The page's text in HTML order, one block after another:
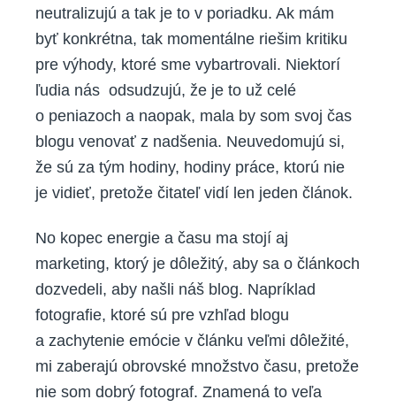
neutralizujú a tak je to v poriadku. Ak mám
byť konkrétna, tak momentálne riešim kritiku
pre výhody, ktoré sme vybartrovali. Niektorí
ľudia nás odsudzujú, že je to už celé
o peniazoch a naopak, mala by som svoj čas
blogu venovať z nadšenia. Neuvedomujú si,
že sú za tým hodiny, hodiny práce, ktorú nie
je vidieť, pretože čitateľ vidí len jeden článok.
No kopec energie a času ma stojí aj
marketing, ktorý je dôležitý, aby sa o článkoch
dozvedeli, aby našli náš blog. Napríklad
fotografie, ktoré sú pre vzhľad blogu
a zachytenie emócie v článku veľmi dôležité,
mi zaberajú obrovské množstvo času, pretože
nie som dobrý fotograf. Znamená to veľa